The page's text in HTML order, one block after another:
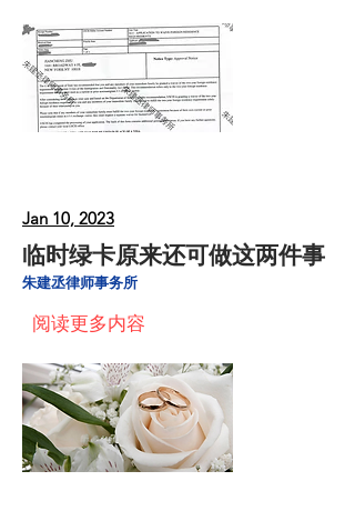
Jan 10, 2023
临时绿卡原来还可做这两件事
朱建丞律师事务所
阅读更多内容